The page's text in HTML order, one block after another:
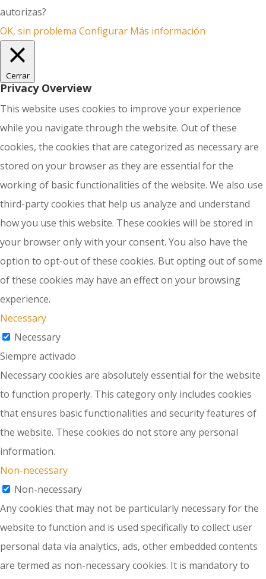
autorizas?
OK, sin problema Configurar Más información
Cerrar
Privacy Overview
This website uses cookies to improve your experience
while you navigate through the website. Out of these
cookies, the cookies that are categorized as necessary are
stored on your browser as they are essential for the
working of basic functionalities of the website. We also use
third-party cookies that help us analyze and understand
how you use this website. These cookies will be stored in
your browser only with your consent. You also have the
option to opt-out of these cookies. But opting out of some
of these cookies may have an effect on your browsing
experience.
Necessary
Necessary
Siempre activado
Necessary cookies are absolutely essential for the website
to function properly. This category only includes cookies
that ensures basic functionalities and security features of
the website. These cookies do not store any personal
information.
Non-necessary
Non-necessary
Any cookies that may not be particularly necessary for the
website to function and is used specifically to collect user
personal data via analytics, ads, other embedded contents
are termed as non-necessary cookies. It is mandatory to